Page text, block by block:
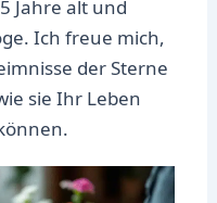
Jahre alt und
Ich freue mich,
der Sterne
sie Ihr Leben